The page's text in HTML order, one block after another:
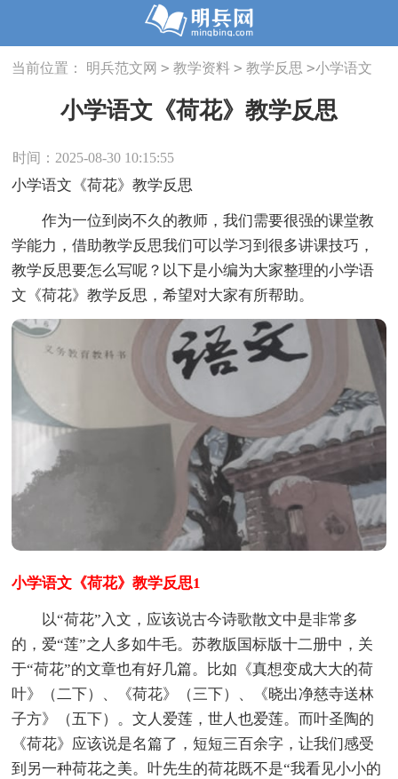
当前位置： 明兵范文网 > 教学资料 > 教学反思 >小学语文
《荷花》教学反思
小学语文《荷花》教学反思
时间：2025-08-30 10:15:55
小学语文《荷花》教学反思
作为一位到岗不久的教师，我们需要很强的课堂教
学能力，借助教学反思我们可以学习到很多讲课技巧，
教学反思要怎么写呢？以下是小编为大家整理的小学语
文《荷花》教学反思，希望对大家有所帮助。
小学语文《荷花》教学反思1
以“荷花”入文，应该说古今诗歌散文中是非常多
的，爱“莲”之人多如牛毛。苏教版国标版十二册中，关
于“荷花”的文章也有好几篇。比如《真想变成大大的荷
叶》（二下）、《荷花》（三下）、《晓出净慈寺送林
子方》（五下）。文人爱莲，世人也爱莲。而叶圣陶的
《荷花》应该说是名篇了，短短三百余字，让我们感受
到另一种荷花之美。叶先生的荷花既不是“我看见小小的